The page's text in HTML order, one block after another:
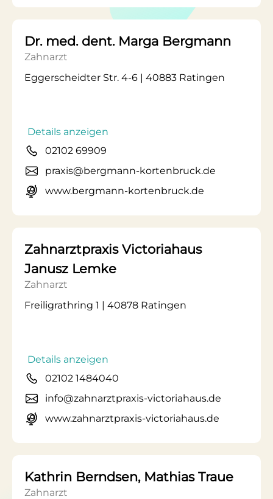
Dr. med. dent. Marga Bergmann
Zahnarzt
Eggerscheidter Str. 4-6 | 40883 Ratingen
Details anzeigen
02102 69909
praxis@bergmann-kortenbruck.de
www.bergmann-kortenbruck.de
Zahnarztpraxis Victoriahaus
Janusz Lemke
Zahnarzt
Freiligrathring 1 | 40878 Ratingen
Details anzeigen
02102 1484040
info@zahnarztpraxis-victoriahaus.de
www.zahnarztpraxis-victoriahaus.de
Kathrin Berndsen, Mathias Traue
Zahnarzt